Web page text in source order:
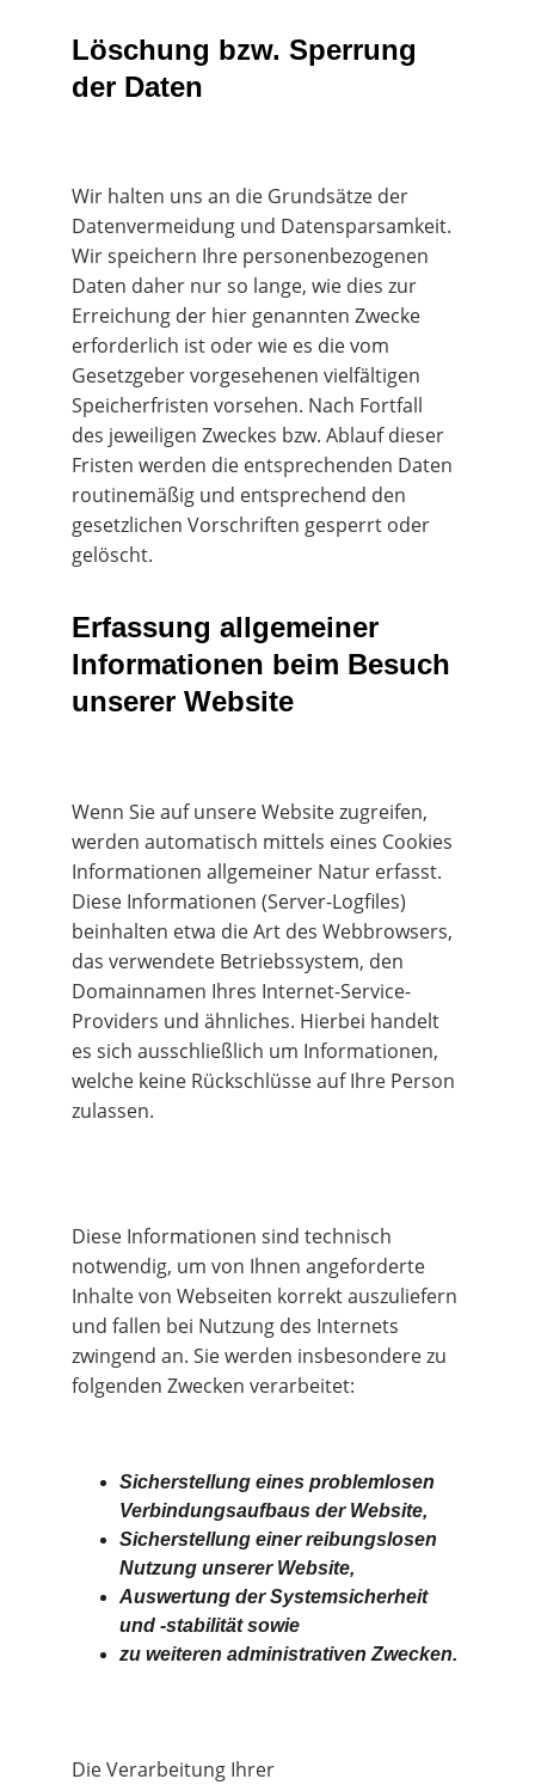
Löschung bzw. Sperrung
der Daten
Wir halten uns an die Grundsätze der
Datenvermeidung und Datensparsamkeit.
Wir speichern Ihre personenbezogenen
Daten daher nur so lange, wie dies zur
Erreichung der hier genannten Zwecke
erforderlich ist oder wie es die vom
Gesetzgeber vorgesehenen vielfältigen
Speicherfristen vorsehen. Nach Fortfall
des jeweiligen Zweckes bzw. Ablauf dieser
Fristen werden die entsprechenden Daten
routinemäßig und entsprechend den
gesetzlichen Vorschriften gesperrt oder
gelöscht.
Erfassung allgemeiner
Informationen beim Besuch
unserer Website
Wenn Sie auf unsere Website zugreifen,
werden automatisch mittels eines Cookies
Informationen allgemeiner Natur erfasst.
Diese Informationen (Server-Logfiles)
beinhalten etwa die Art des Webbrowsers,
das verwendete Betriebssystem, den
Domainnamen Ihres Internet-Service-
Providers und ähnliches. Hierbei handelt
es sich ausschließlich um Informationen,
welche keine Rückschlüsse auf Ihre Person
zulassen.
Diese Informationen sind technisch
notwendig, um von Ihnen angeforderte
Inhalte von Webseiten korrekt auszuliefern
und fallen bei Nutzung des Internets
zwingend an. Sie werden insbesondere zu
folgenden Zwecken verarbeitet:
Sicherstellung eines problemlosen
Verbindungsaufbaus der Website,
Sicherstellung einer reibungslosen
Nutzung unserer Website,
Auswertung der Systemsicherheit
und -stabilität sowie
zu weiteren administrativen Zwecken.
Die Verarbeitung Ihrer